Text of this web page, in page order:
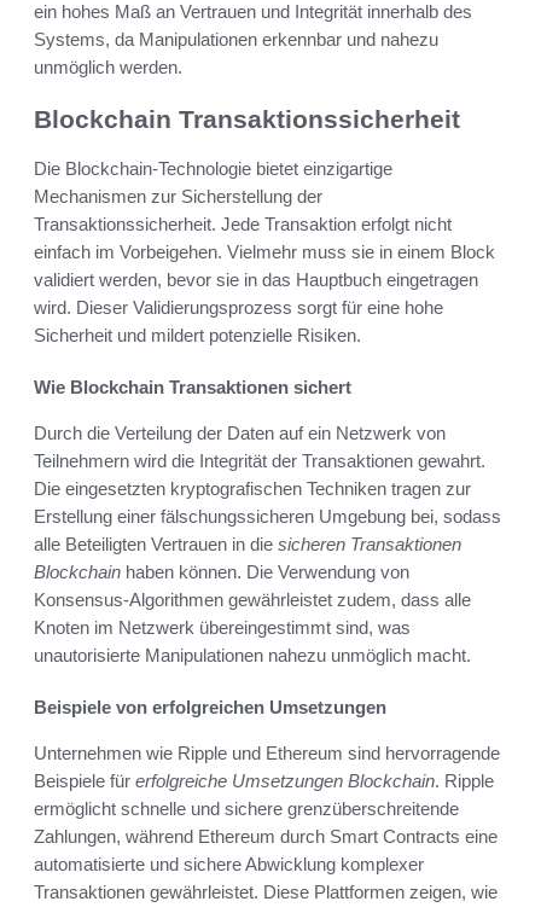
ein hohes Maß an Vertrauen und Integrität innerhalb des
Systems, da Manipulationen erkennbar und nahezu
unmöglich werden.
Blockchain Transaktionssicherheit
Die Blockchain-Technologie bietet einzigartige
Mechanismen zur Sicherstellung der
Transaktionssicherheit. Jede Transaktion erfolgt nicht
einfach im Vorbeigehen. Vielmehr muss sie in einem Block
validiert werden, bevor sie in das Hauptbuch eingetragen
wird. Dieser Validierungsprozess sorgt für eine hohe
Sicherheit und mildert potenzielle Risiken.
Wie Blockchain Transaktionen sichert
Durch die Verteilung der Daten auf ein Netzwerk von
Teilnehmern wird die Integrität der Transaktionen gewahrt.
Die eingesetzten kryptografischen Techniken tragen zur
Erstellung einer fälschungssicheren Umgebung bei, sodass
alle Beteiligten Vertrauen in die sicheren Transaktionen
Blockchain haben können. Die Verwendung von
Konsensus-Algorithmen gewährleistet zudem, dass alle
Knoten im Netzwerk übereingestimmt sind, was
unautorisierte Manipulationen nahezu unmöglich macht.
Beispiele von erfolgreichen Umsetzungen
Unternehmen wie Ripple und Ethereum sind hervorragende
Beispiele für erfolgreiche Umsetzungen Blockchain. Ripple
ermöglicht schnelle und sichere grenzüberschreitende
Zahlungen, während Ethereum durch Smart Contracts eine
automatisierte und sichere Abwicklung komplexer
Transaktionen gewährleistet. Diese Plattformen zeigen, wie